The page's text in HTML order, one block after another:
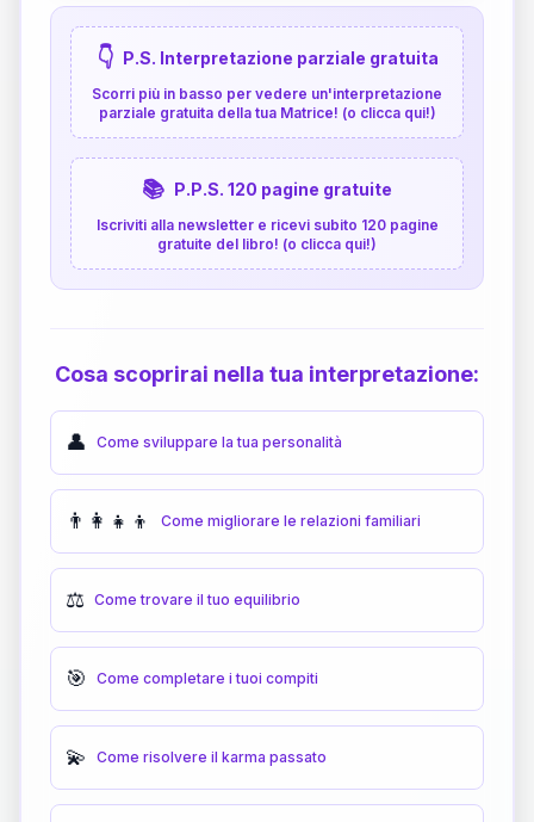
👇 P.S. Interpretazione parziale gratuita
Scorri più in basso per vedere un'interpretazione
parziale gratuita della tua Matrice! (o clicca qui!)
📚 P.P.S. 120 pagine gratuite
Iscriviti alla newsletter e ricevi subito 120 pagine
gratuite del libro! (o clicca qui!)
Cosa scoprirai nella tua interpretazione:
👤 Come sviluppare la tua personalità
👨‍👩‍👧‍👦 Come migliorare le relazioni familiari
⚖️ Come trovare il tuo equilibrio
🎯 Come completare i tuoi compiti
💫 Come risolvere il karma passato